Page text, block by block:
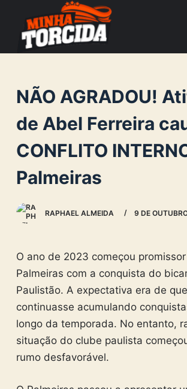
o
n
e
NÃO AGRADOU!
de Abel Ferreira
CONFLITO
Palmeiras
RAPHAEL ALMEIDA 9 DE
O ano de 2023 começou
Palmeiras com a conquista do
Paulistão. A expectativa era de
continuasse acumulando
longo da temporada. No entanto,
situação do clube paulista
rumo desfavorável.